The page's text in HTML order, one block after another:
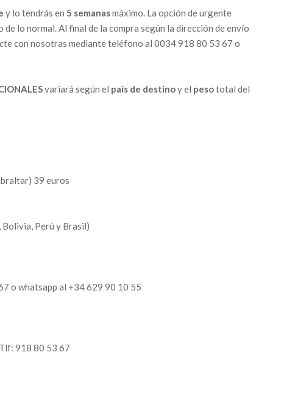
y lo tendrás en 5 semanasmáximo. La opción de urgente
lo normal. Al final de la compra según la dirección de envío
con nosotras mediante teléfono al 0034 918 80 53 67 o
variará según el país de destinoy el pesototal del
39 euros
Bolivia, Perú y Brasil)
o whatsapp al +34 629 90 10 55
918 80 53 67